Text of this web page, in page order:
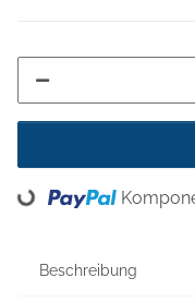
Loading...
Beschreibung